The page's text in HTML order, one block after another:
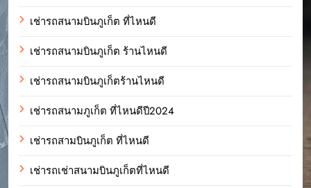
เช่ารถสนามบินภูเก็ต ที่ไหนดี
เช่ารถสนามบินภูเก็ต ร้านไหนดี
เช่ารถสนามบินภูเก็ตร้านไหนดี
เช่ารถสนามภูเก็ต ที่ไหนดีปี2024
เช่ารถสามบินภูเก็ต ที่ไหนดี
เช่ารถเช่าสนามบินภูเก็ตที่ไหนดี